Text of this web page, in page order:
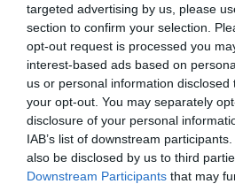
targeted advertising by us, please
section to confirm your selection.
opt-out request is processed you
interest-based ads based on
us or personal information
your opt-out. You may separately
disclosure of your personal
IAB’s list of downstream
also be disclosed by us to third
Downstream Participants that may
Ανταλλακτικές λάμες
19mm σετ 10 τεμ για την
ξύστρα s-us19k Satra
SKU
Άμεσα Διαθέσιμο
2,48 €